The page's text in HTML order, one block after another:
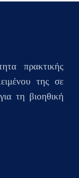
πρακτικής
της σε
τη βιοηθική